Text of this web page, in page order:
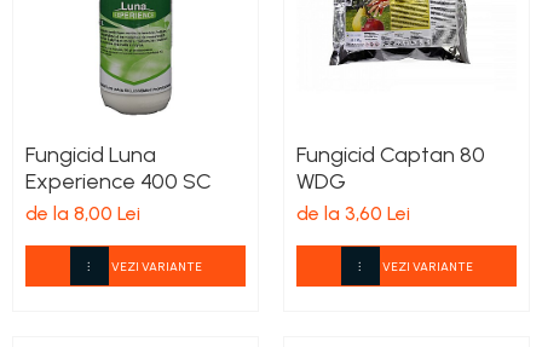
Fungicid Luna
Experience 400 SC
de la 8,00 Lei
VEZI VARIANTE
Fungicid Captan 80
WDG
de la 3,60 Lei
VEZI VARIANTE